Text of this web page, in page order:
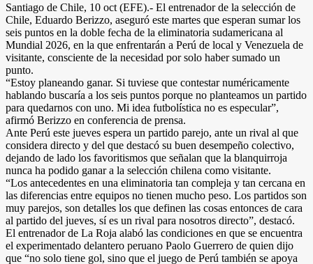
Santiago de Chile, 10 oct (EFE).- El entrenador de la selección de
Chile, Eduardo Berizzo, aseguró este martes que esperan sumar los
seis puntos en la doble fecha de la eliminatoria sudamericana al
Mundial 2026, en la que enfrentarán a Perú de local y Venezuela de
visitante, consciente de la necesidad por solo haber sumado un
punto.
“Estoy planeando ganar. Si tuviese que contestar numéricamente
hablando buscaría a los seis puntos porque no planteamos un partido
para quedarnos con uno. Mi idea futbolística no es especular”,
afirmó Berizzo en conferencia de prensa.
Ante Perú este jueves espera un partido parejo, ante un rival al que
considera directo y del que destacó su buen desempeño colectivo,
dejando de lado los favoritismos que señalan que la blanquirroja
nunca ha podido ganar a la selección chilena como visitante.
“Los antecedentes en una eliminatoria tan compleja y tan cercana en
las diferencias entre equipos no tienen mucho peso. Los partidos son
muy parejos, son detalles los que definen las cosas entonces de cara
al partido del jueves, sí es un rival para nosotros directo”, destacó.
El entrenador de La Roja alabó las condiciones en que se encuentra
el experimentado delantero peruano Paolo Guerrero de quien dijo
que “no solo tiene gol, sino que el juego de Perú también se apoya